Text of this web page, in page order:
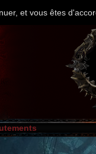
et vous êtes